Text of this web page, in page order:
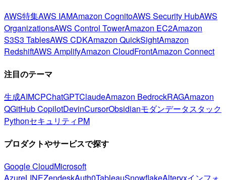
AWS特集AWS IAMAmazon CognitoAWS Security HubAWS
OrganizationsAWS Control TowerAmazon EC2Amazon
S3S3 TablesAWS CDKAmazon QuickSightAmazon
RedshiftAWS AmplifyAmazon CloudFrontAmazon Connect
注目のテーマ
生成AIMCPChatGPTClaudeAmazon BedrockRAGAmazon
QGitHub CopilotDevinCursorObsidianモダンデータスタック
PythonセキュリティPM
プロダクトやサービスで探す
Google CloudMicrosoft